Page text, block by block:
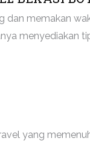
dan memakan
menyediakan
yang